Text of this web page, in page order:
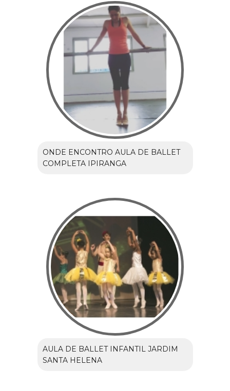
ONDE ENCONTRO AULA DE BALLET
COMPLETA IPIRANGA
AULA DE BALLET INFANTIL JARDIM
SANTA HELENA